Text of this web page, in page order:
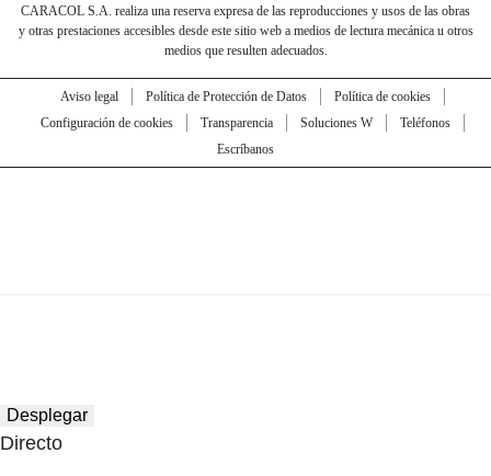
CARACOL S.A. realiza una reserva expresa de las reproducciones y usos de las obras
y otras prestaciones accesibles desde este sitio web a medios de lectura mecánica u otros
medios que resulten adecuados.
Aviso legal Política de Protección de Datos
Política de cookies
Configuración de cookies
Transparencia Soluciones W
Teléfonos
Escríbanos
Desplegar
Directo